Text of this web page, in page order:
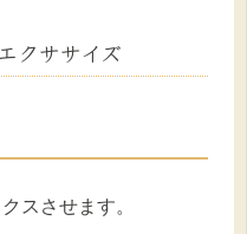
クササイズ
スさせます。